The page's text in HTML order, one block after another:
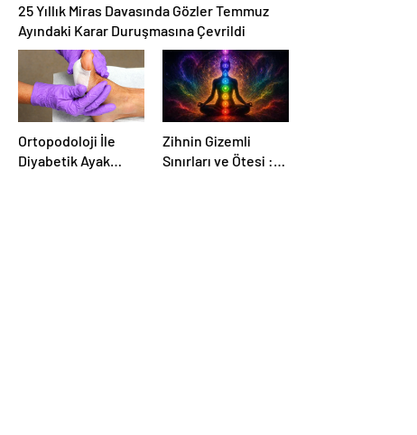
25 Yıllık Miras Davasında Gözler Temmuz
Ayındaki Karar Duruşmasına Çevrildi
Ortopodoloji İle
Diyabetik Ayak
Zihnin Gizemli
Sınırları ve Ötesi :